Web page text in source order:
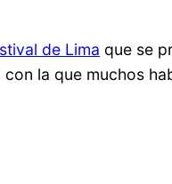
de Lima que se
la que muchos